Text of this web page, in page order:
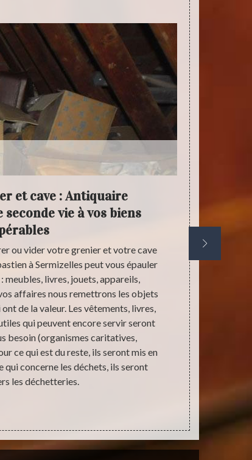
et cave : Antiquaire
vie à vos biens
ou vider votre grenier et votre cave
à Sermizelles peut vous épauler
meubles, livres, jouets, appareils,
affaires nous remettrons les objets
de la valeur. Les vêtements, livres,
qui peuvent encore servir seront
besoin (organismes caritatives,
ce qui est du reste, ils seront mis en
qui concerne les déchets, ils seront
les déchetteries.
Savez-vous